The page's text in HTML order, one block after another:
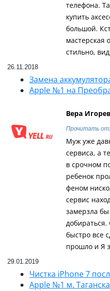
телефона.
купить
большой.
мастерская
стильно,
26.11.2018
Замена
Apple №1 на
Вера
Прочитать
Муж уже
сервиса, а
в срочном
ребенок
феном
сервис
замерзла
быстро все
прошло и Я
29.01.2019
Чистка iPhone 7
Apple №1 м.